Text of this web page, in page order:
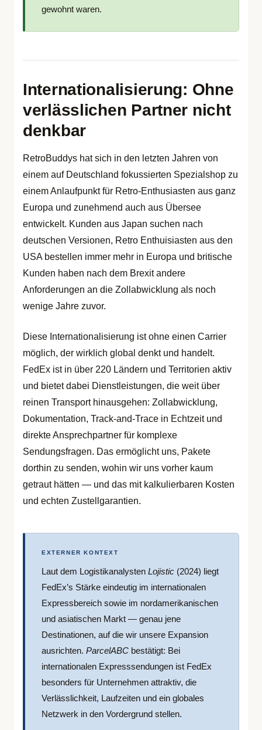
gewohnt waren.
Internationalisierung: Ohne
verlässlichen Partner nicht
denkbar
RetroBuddys hat sich in den letzten Jahren von
einem auf Deutschland fokussierten Spezialshop zu
einem Anlaufpunkt für Retro-Enthusiasten aus ganz
Europa und zunehmend auch aus Übersee
entwickelt. Kunden aus Japan suchen nach
deutschen Versionen, Retro Enthuisiasten aus den
USA bestellen immer mehr in Europa und britische
Kunden haben nach dem Brexit andere
Anforderungen an die Zollabwicklung als noch
wenige Jahre zuvor.
Diese Internationalisierung ist ohne einen Carrier
möglich, der wirklich global denkt und handelt.
FedEx ist in über 220 Ländern und Territorien aktiv
und bietet dabei Dienstleistungen, die weit über
reinen Transport hinausgehen: Zollabwicklung,
Dokumentation, Track-and-Trace in Echtzeit und
direkte Ansprechpartner für komplexe
Sendungsfragen. Das ermöglicht uns, Pakete
dorthin zu senden, wohin wir uns vorher kaum
getraut hätten — und das mit kalkulierbaren Kosten
und echten Zustellgarantien.
EXTERNER KONTEXT
Laut dem Logistikanalysten Lojistic (2024) liegt
FedEx’s Stärke eindeutig im internationalen
Expressbereich sowie im nordamerikanischen
und asiatischen Markt — genau jene
Destinationen, auf die wir unsere Expansion
ausrichten. ParcelABC bestätigt: Bei
internationalen Expresssendungen ist FedEx
besonders für Unternehmen attraktiv, die
Verlässlichkeit, Laufzeiten und ein globales
Netzwerk in den Vordergrund stellen.